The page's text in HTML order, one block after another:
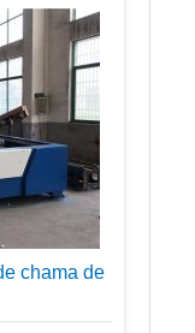
chama de